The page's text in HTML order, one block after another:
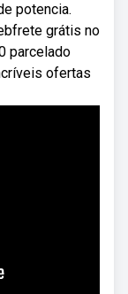
potencia.
grátis no
parcelado
ofertas